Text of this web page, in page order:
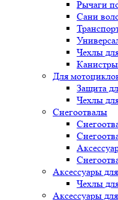
Рычаги
Сани
Чехлы
Канистры
Для
Защита
Чехлы
Снегоотвалы
Аксессуары
Чехлы
Аксессуары